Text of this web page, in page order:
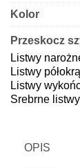
Kolor
Przeskocz
Listwy
Listwy
Listwy
Srebrne
OPIS